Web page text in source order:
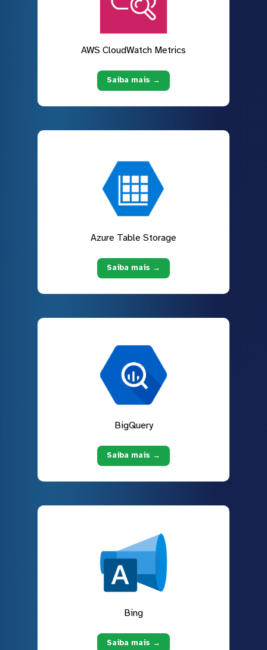
AWS CloudWatch Metrics
Saiba mais →
Azure Table Storage
Saiba mais →
BigQuery
Saiba mais →
Bing
Saiba mais →